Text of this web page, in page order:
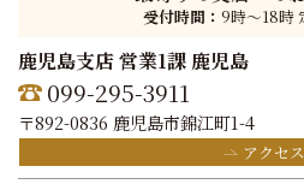
受付時間： 9時〜18時
鹿児島支店 営業1課 鹿児島
099-295-3911
〒892-0836 鹿児島市錦江町1-4
アクセス